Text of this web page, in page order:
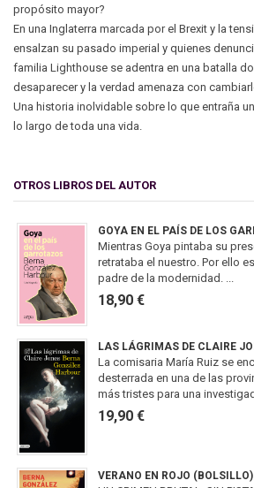
propósito mayor?
En una Inglaterra marcada por el Brexit y la
ensalzan su pasado imperial y quienes
familia Lighthouse se adentra en una batalla
desaparecer y la verdad amenaza con
Una historia inolvidable sobre lo que entraña
lo largo de toda una vida.
OTROS LIBROS DEL AUTOR
GOYA EN EL PAÍS DE LOS
Mientras Goya pintaba su
retrataba el nuestro. Por ello
padre de la modernidad. ...
18,90 €
LAS LÁGRIMAS DE CLAIRE
La comisaria María Ruiz se
desterrada en una de las
más tristes para una
19,90 €
VERANO EN ROJO (BOLSILLO)